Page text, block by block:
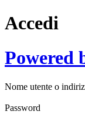
Accedi
Powered
Nome utente o
Password